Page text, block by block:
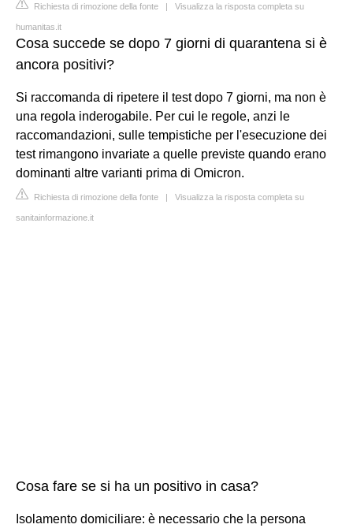
Richiesta di rimozione della fonte | Visualizza la risposta completa su
humanitas.it
Cosa succede se dopo 7 giorni di quarantena si è
ancora positivi?
Si raccomanda di ripetere il test dopo 7 giorni, ma non è
una regola inderogabile. Per cui le regole, anzi le
raccomandazioni, sulle tempistiche per l'esecuzione dei
test rimangono invariate a quelle previste quando erano
dominanti altre varianti prima di Omicron.
Richiesta di rimozione della fonte | Visualizza la risposta completa su
sanitainformazione.it
Cosa fare se si ha un positivo in casa?
Isolamento domiciliare: è necessario che la persona